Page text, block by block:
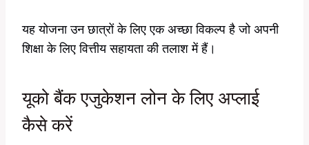
यह योजना उन छात्रों के लिए एक अच्छा विकल्प है जो अपनी
शिक्षा के लिए वित्तीय सहायता की तलाश में हैं।
यूको बैंक एजुकेशन लोन के लिए अप्लाई
कैसे करें